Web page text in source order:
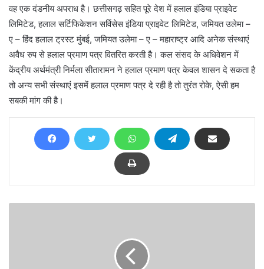
वह एक दंडनीय अपराध है। छत्तीसगढ़ सहित पूरे देश में हलाल इंडिया प्राइवेट
लिमिटेड, हलाल सर्टिफिकेशन सर्विसेस इंडिया प्राइवेट लिमिटेड, जमियत उलेमा –
ए – हिंद हलाल ट्रस्ट मुंबई, जमियत उलेमा – ए – महाराष्ट्र आदि अनेक संस्थाएं
अवैध रुप से हलाल प्रमाण पत्र वितरित करती है। कल संसद के अधिवेशन में
केंद्रीय अर्थमंत्री निर्मला सीतारामन ने हलाल प्रमाण पत्र केवल शासन दे सकता है
तो अन्य सभी संस्थाएं इसमें हलाल प्रमाण पत्र दे रही है तो तुरंत रोके, ऐसी हम
सबकी मांग की है।